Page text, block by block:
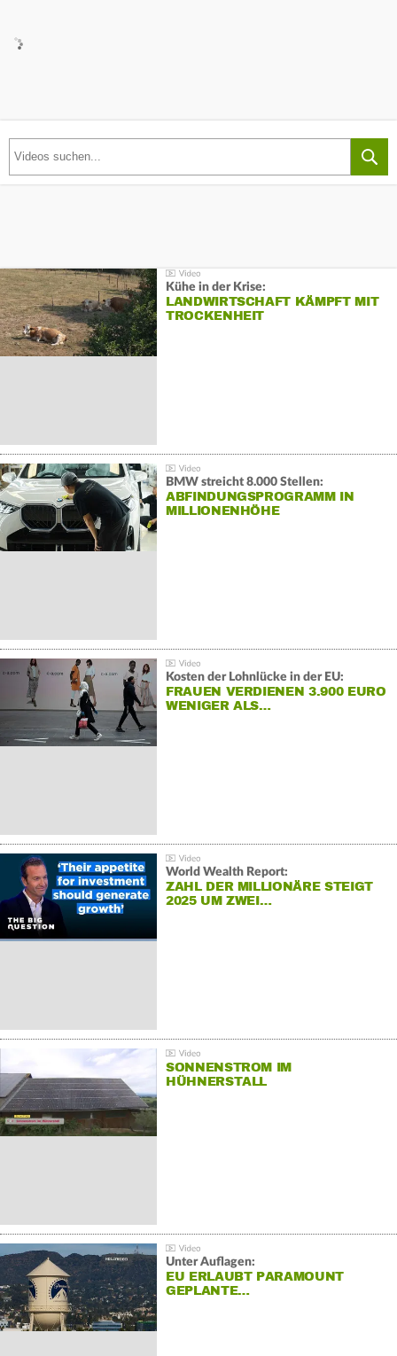
Kühe in der Krise:
LANDWIRTSCHAFT KÄMPFT MIT
TROCKENHEIT
BMW streicht 8.000 Stellen:
ABFINDUNGSPROGRAMM IN
MILLIONENHÖHE
Kosten der Lohnlücke in der EU:
FRAUEN VERDIENEN 3.900 EURO
WENIGER ALS…
World Wealth Report:
ZAHL DER MILLIONÄRE STEIGT
2025 UM ZWEI…
SONNENSTROM IM
HÜHNERSTALL
Unter Auflagen:
EU ERLAUBT PARAMOUNT
GEPLANTE…